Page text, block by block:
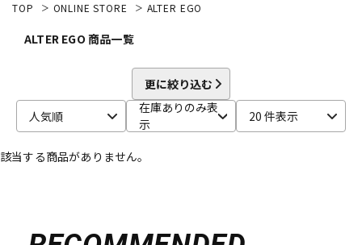
エレキギター アコギ/エレアコ
ベース
TOP ONLINE STORE ALTER EGO
ALTER EGO 商品一覧
更に絞り込む
人気順
在庫ありのみ表
示
20 件表示
該当する商品がありません。